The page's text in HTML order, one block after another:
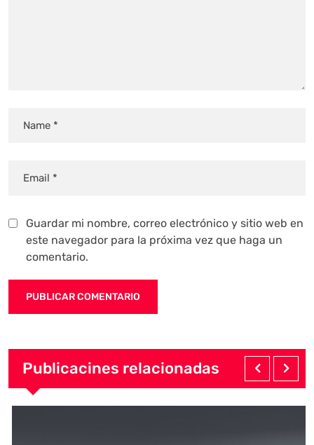
Guardar mi nombre, correo electrónico y sitio web en
este navegador para la próxima vez que haga un
comentario.
Publicacines relacionadas